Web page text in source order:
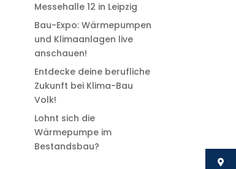
Messehalle 12 in Leipzig
Bau-Expo: Wärmepumpen
und Klimaanlagen live
anschauen!
Entdecke deine berufliche
Zukunft bei Klima-Bau
Volk!
Lohnt sich die
Wärmepumpe im
Bestandsbau?